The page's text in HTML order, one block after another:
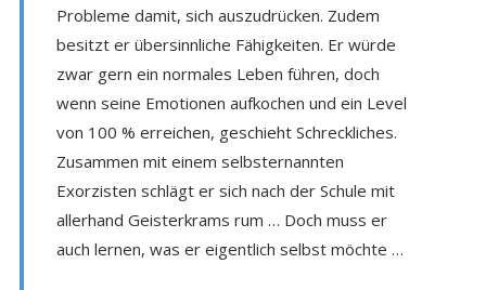
Probleme damit, sich auszudrücken. Zudem
besitzt er übersinnliche Fähigkeiten. Er würde
zwar gern ein normales Leben führen, doch
wenn seine Emotionen aufkochen und ein Level
von 100 % erreichen, geschieht Schreckliches.
Zusammen mit einem selbsternannten
Exorzisten schlägt er sich nach der Schule mit
allerhand Geisterkrams rum … Doch muss er
auch lernen, was er eigentlich selbst möchte …